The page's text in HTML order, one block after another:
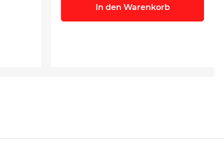
In den Warenkorb